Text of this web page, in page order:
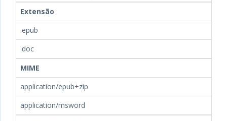
Extensão
.epub
.doc
MIME
application/epub+zip
application/msword